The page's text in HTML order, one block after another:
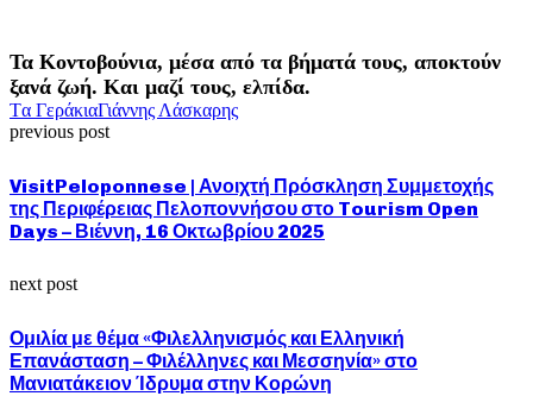
Τα Κοντοβούνια, μέσα από τα βήματά τους, αποκτούν
ξανά ζωή. Και μαζί τους, ελπίδα.
Tα ΓεράκιαΓιάννης Λάσκαρης
previous post
VisitPeloponnese | Ανοιχτή Πρόσκληση Συμμετοχής
της Περιφέρειας Πελοποννήσου στο Tourism Open
Days – Βιέννη, 16 Οκτωβρίου 2025
next post
Ομιλία με θέμα «Φιλελληνισμός και Ελληνική
Επανάσταση – Φιλέλληνες και Μεσσηνία» στο
Μανιατάκειον Ίδρυμα στην Κορώνη